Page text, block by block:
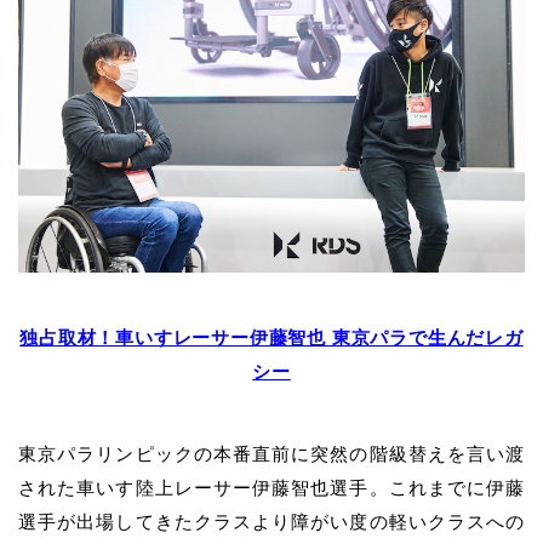
独占取材！車いすレーサー伊藤智也 東京パラで生んだレガ
シー
東京パラリンピックの本番直前に突然の階級替えを言い渡
された車いす陸上レーサー伊藤智也選手。これまでに伊藤
選手が出場してきたクラスより障がい度の軽いクラスへの